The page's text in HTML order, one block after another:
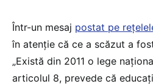
Într-un mesaj postat pe
în atenție că ce a scăzut a
„Există din 2011 o lege
articolul 8, prevede că